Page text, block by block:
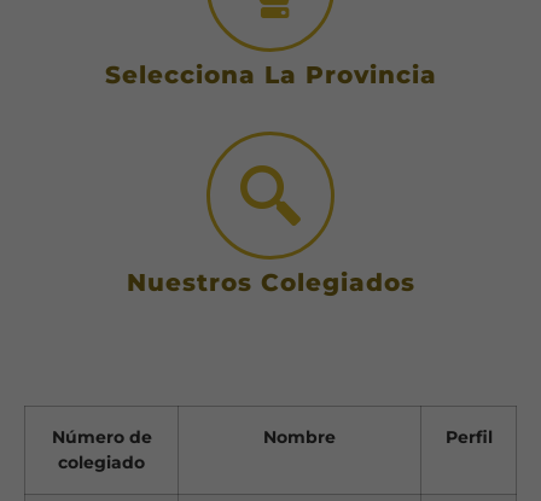
Selecciona La Provincia
Nuestros Colegiados
Número de
colegiado
Nombre Perfil